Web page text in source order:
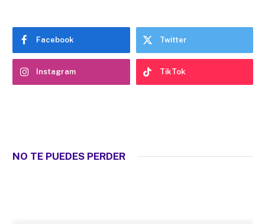
Facebook Twitter
Instagram TikTok
NO TE PUEDES PERDER